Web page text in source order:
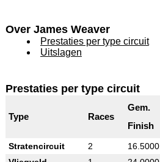
Over James Weaver
Prestaties per type circuit
Uitslagen
Prestaties per type circuit
Type Races
Gem.
Finish
Stratencircuit 2 16.5000